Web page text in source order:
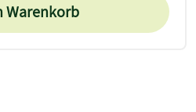
Warenkorb